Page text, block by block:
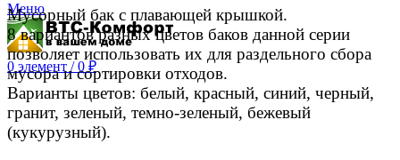
Меню
0 элемент / 0 ₽
Мусорный бак с плавающей крышкой.
8 вариантов разных цветов баков данной серии
позволяет использовать их для раздельного сбора
мусора и сортировки отходов.
Варианты цветов: белый, красный, синий, черный,
гранит, зеленый, темно-зеленый, бежевый
(кукурузный).